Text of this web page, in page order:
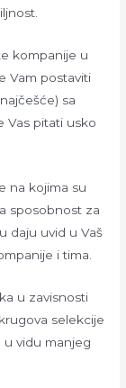
kompanije u
Vam postaviti
sa
Vas pitati usko
na kojima su
sposobnost za
daju uvid u Vaš
i tima.
u zavisnosti
selekcije
u vidu manjeg